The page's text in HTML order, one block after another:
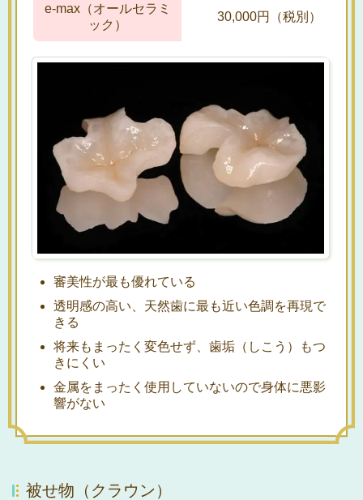
e-max（オールセラミ
ック）
30,000円（税別）
審美性が最も優れている
透明感の高い、天然歯に最も近い色調を再現で
きる
将来もまったく変色せず、歯垢（しこう）もつ
きにくい
金属をまったく使用していないので身体に悪影
響がない
被せ物（クラウン）